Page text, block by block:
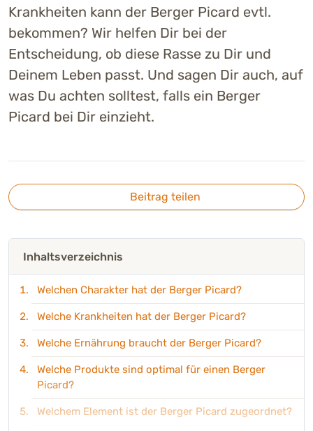
Krankheiten kann der Berger Picard evtl.
bekommen? Wir helfen Dir bei der
Entscheidung, ob diese Rasse zu Dir und
Deinem Leben passt. Und sagen Dir auch, auf
was Du achten solltest, falls ein Berger
Picard bei Dir einzieht.
Beitrag teilen
Inhaltsverzeichnis
Welchen Charakter hat der Berger Picard?
Welche Krankheiten hat der Berger Picard?
Welche Ernährung braucht der Berger Picard?
Welche Produkte sind optimal für einen Berger
Picard?
Welchem Element ist der Berger Picard zugeordnet?